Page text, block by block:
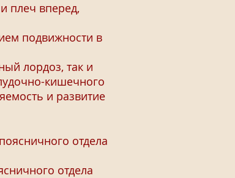
плеч вперед,
подвижности в
лордоз, так и
кишечного
и развитие
отдела
отдела